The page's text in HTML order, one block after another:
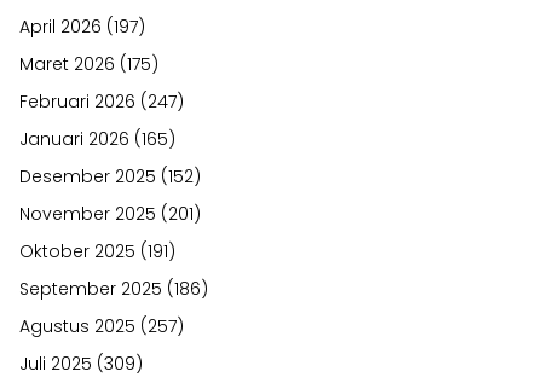
April 2026 (197)
Maret 2026 (175)
Februari 2026 (247)
Januari 2026 (165)
Desember 2025 (152)
November 2025 (201)
Oktober 2025 (191)
September 2025 (186)
Agustus 2025 (257)
Juli 2025 (309)